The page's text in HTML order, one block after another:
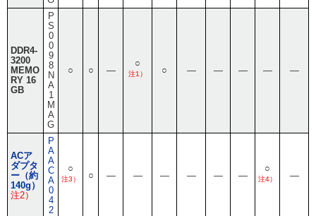
DDR4-
3200
MEMO
RY 16
GB
P
S
0
0
9
8
N
A
1
M
A
G
○ ○ ―
○
注1） ○ ― ― ― ― ―
ACア
ダプタ
ー（約
140g）
注2）
P
A
A
C
A
0
4
2
○
注3） ○ ― ― ― ― ― ―
○
注4） ―